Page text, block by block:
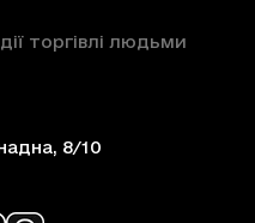
торгівлі людьми
8/10